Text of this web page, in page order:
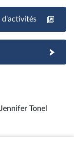
d'activités
Jennifer Tonel